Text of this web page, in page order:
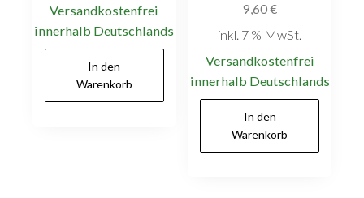
Versandkostenfrei
innerhalb Deutschlands
In den
Warenkorb
9,60€
inkl. 7 % MwSt.
Versandkostenfrei
innerhalb Deutschlands
In den
Warenkorb